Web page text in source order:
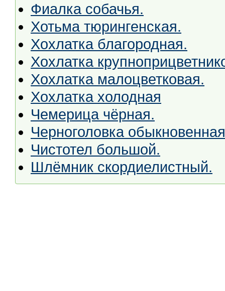
Фиалка собачья.
Хотьма тюрингенская.
Хохлатка благородная.
Хохлатка
Хохлатка малоцветковая.
Хохлатка холодная
Чемерица чёрная.
Черноголовка
Чистотел большой.
Шлёмник скордиелистный.